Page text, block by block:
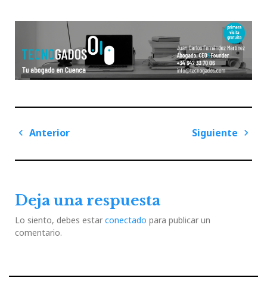
Navegación
entradas
Anterior
Siguiente
Deja una respuesta
Lo siento, debes estar conectado para publicar un
comentario.